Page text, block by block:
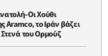
Οι Χούθι
το Ιράν βάζει
του Ορμούζ